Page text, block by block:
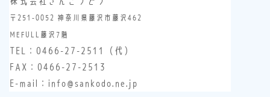
〒251-0052 神奈川県藤沢市藤沢462
MEFULL藤沢7階
TEL： 0466-27-2511
（代）
FAX：0466-27-2513
E-mail：info@sankodo.ne.jp